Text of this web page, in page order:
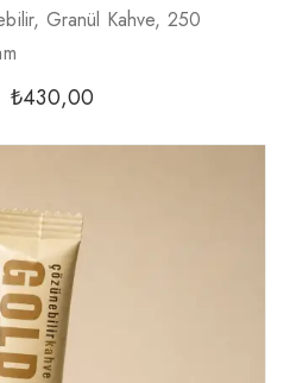
Granül Kahve, 250
₺430,00